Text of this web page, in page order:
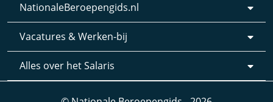
NationaleBeroepengids.nl
Vacatures & Werken-bij
Alles over het Salaris